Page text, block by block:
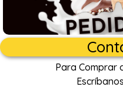
Para Comprar